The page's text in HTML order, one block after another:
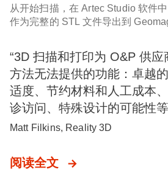
从开始扫描，在 Artec Studio 软件
作为完整的 STL 文件导出到
“3D 扫描和打印为 O&P 供
方法无法提供的功能：卓越
适度、节约材料和人工成本
诊访问、特殊设计的可能性
Matt Filkins, Reality 3D
阅读全文